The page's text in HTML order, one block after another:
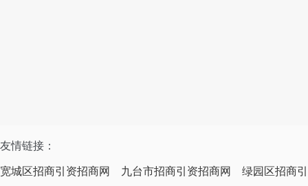
友情链接：
宽城区招商引资招商网 九台市招商引资招商网 绿园区招商